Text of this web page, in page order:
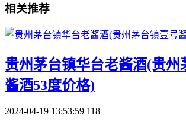
相关推荐
贵州茅台镇华台老酱酒(贵州
酱酒53度价格)
2024-04-19 13:53:59 118